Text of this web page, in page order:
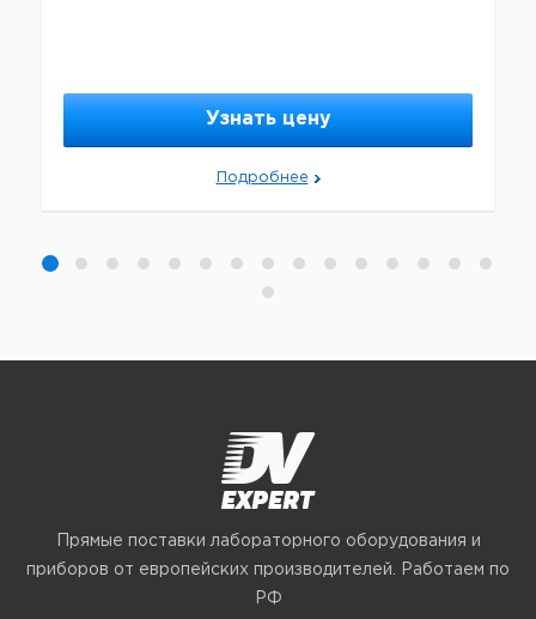
Узнать цену
Подробнее
Прямые поставки лабораторного оборудования и
приборов от европейских производителей. Работаем по
РФ